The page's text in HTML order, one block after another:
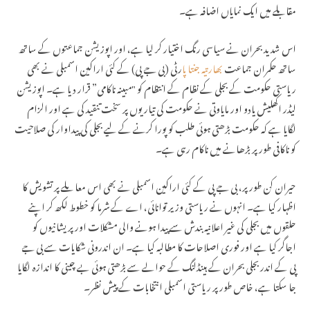
اتر پردیش میں 32 ہزار اسامیوں کے لیے 28...
مقابلے میں ایک نمایاں اضافہ ہے۔
اس شدید بحران نے سیاسی رنگ اختیار کر لیا ہے، اور اپوزیشن جماعتوں کے ساتھ
ساتھ حکمران جماعتبھارتیہ جنتا پارٹی (بی جے پی) کے کئی اراکین اسمبلی نے بھی
ریاستی حکومت کے بجلی کے نظام کے انتظام کو "مبینہ ناکامی” قرار دیا ہے۔ اپوزیشن
لیڈر اکھلیش یادو اور مایاوتی نے حکومت کی تیاریوں پر سخت تنقید کی ہے اور الزام
لگایا ہے کہ حکومت بڑھتی ہوئی طلب کو پورا کرنے کے لیے بجلی کی پیداوار کی صلاحیت
کو ناکافی طور پر بڑھانے میں ناکام رہی ہے۔
حیران کن طور پر، بی جے پی کے کئی اراکین اسمبلی نے بھی اس معاملے پر تشویش کا
اظہار کیا ہے۔ انہوں نے ریاستی وزیر توانائی، اے کے شرما کو خطوط لکھ کر اپنے
حلقوں میں بجلی کی غیر اعلانیہ بندش سے پیدا ہونے والی مشکلات اور پریشانیوں کو
اجاگر کیا ہے اور فوری اصلاحات کا مطالبہ کیا ہے۔ ان اندرونی شکایات سے بی جے
پی کے اندر بجلی بحران کے ہینڈلنگ کے حوالے سے بڑھتی ہوئی بے چینی کا اندازہ لگایا
جا سکتا ہے، خاص طور پر ریاستی اسمبلی انتخابات کے پیش نظر۔